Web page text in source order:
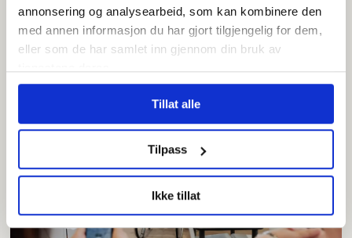
annonsering og analysearbeid, som kan kombinere den
med annen informasjon du har gjort tilgjengelig for dem,
eller som de har samlet inn gjennom din bruk av
Tillat alle
Tilpass
Ikke tillat
Det er noen grunner til at
enkelte yrkesgrupper har
høyt sykefravær